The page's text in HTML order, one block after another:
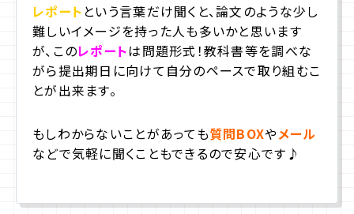
レポート という言葉だけ聞くと、論文のような少し
難しいイメージを持った人も多いかと思います
が、このレポートは問題形式！教科書等を調べな
がら提出期日に向けて自分のペースで取り組むこ
とが出来ます。
もしわからないことがあっても質問BOXやメール
などで気軽に聞くこともできるので安心です ♪